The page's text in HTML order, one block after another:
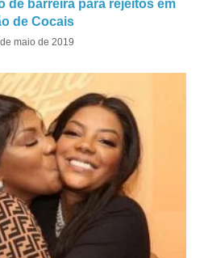
de barreira para rejeitos em
de Cocais
maio de 2019